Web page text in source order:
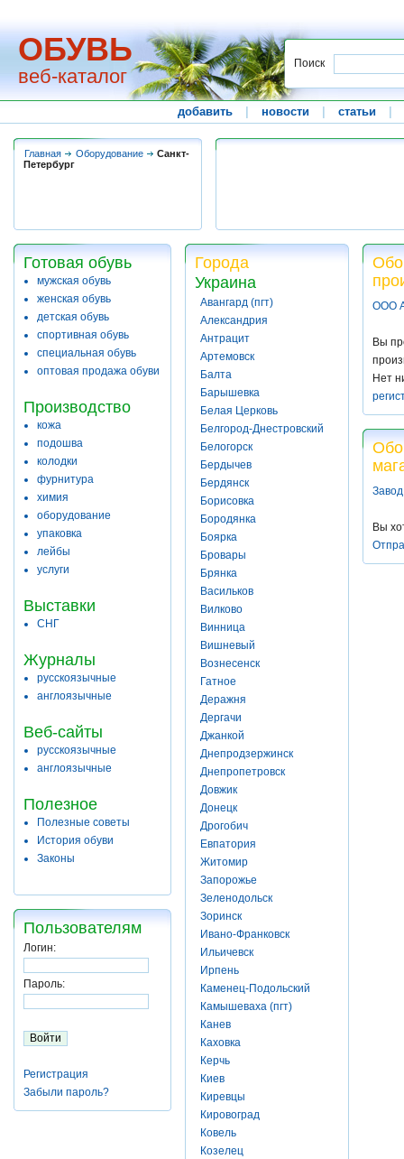
ОБУВЬ
веб-каталог
Поиск
добавить новости статьи
Главная Оборудование
Санкт-
Петербург
Готовая обувь
мужская обувь
женская обувь
детская обувь
спортивная обувь
специальная обувь
оптовая продажа обуви
Производство
кожа
подошва
колодки
фурнитура
химия
оборудование
упаковка
лейбы
услуги
Выставки
СНГ
Журналы
русскоязычные
англоязычные
Веб-сайты
русскоязычные
англоязычные
Полезное
Полезные советы
История обуви
Законы
Пользователям
Логин:
Пароль:
Регистрация
Забыли пароль?
Города
Украина
Авангард (пгт)
Александрия
Антрацит
Артемовск
Балта
Барышевка
Белая Церковь
Белгород-Днестровский
Белогорск
Бердычев
Бердянск
Борисовка
Бородянка
Боярка
Бровары
Брянка
Васильков
Вилково
Винница
Вишневый
Вознесенск
Гатное
Деражня
Дергачи
Джанкой
Днепродзержинск
Днепропетровск
Довжик
Донецк
Дрогобич
Евпатория
Житомир
Запорожье
Зеленодольск
Зоринск
Ивано-Франковск
Ильичевск
Ирпень
Каменец-Подольский
Камышеваха (пгт)
Канев
Каховка
Керчь
Киев
Киревцы
Кировоград
Ковель
Козелец
ООО
Вы
Нет
Вы